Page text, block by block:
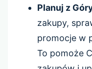
Planuj z
zakupy,
promocje w
To pomoże